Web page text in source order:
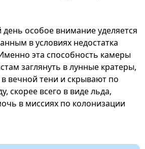
особое внимание уделяется
в условиях недостатка
эта способность камеры
заглянуть в лунные кратеры,
вечной тени и скрывают по
скорее всего в виде льда,
в миссиях по колонизации